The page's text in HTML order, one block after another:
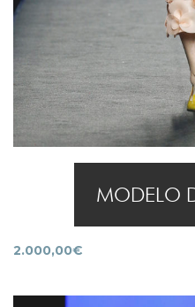
MODELO
2.000,00€